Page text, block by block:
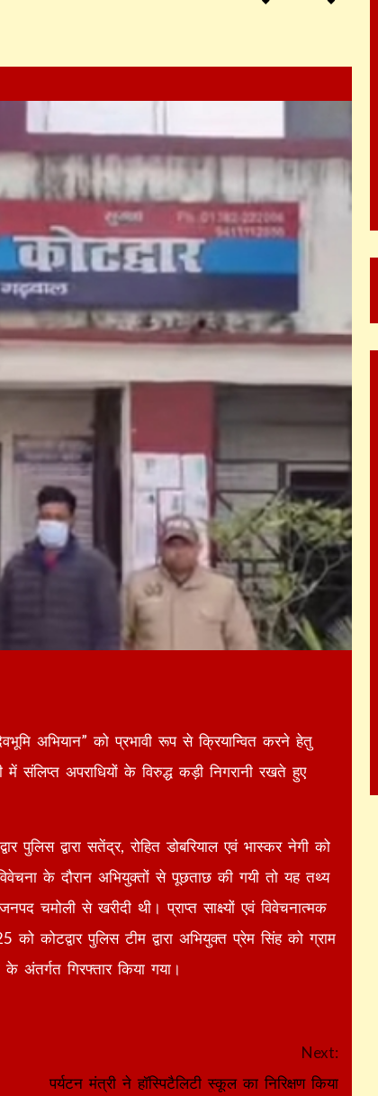
अभियान” को प्रभावी रूप से क्रियान्वित करने हेतु
में संलिप्त अपराधियों के विरुद्ध कड़ी निगरानी रखते हुए
पुलिस द्वारा सतेंद्र, रोहित डोबरियाल एवं भास्कर नेगी को
के दौरान अभियुक्तों से पूछताछ की गयी तो यह तथ्य
चमोली से खरीदी थी। प्राप्त साक्ष्यों एवं विवेचनात्मक
कोटद्वार पुलिस टीम द्वारा अभियुक्त प्रेम सिंह को ग्राम
अंतर्गत गिरफ्तार किया गया।
Next:
पर्यटन मंत्री ने हॉस्पिटैलिटी स्कूल का निरिक्षण किया